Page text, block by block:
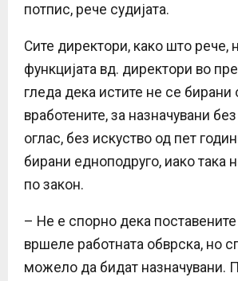
потпис, рече судијата.
Сите директори, како што рече,
функцијата вд. директори во
гледа дека истите не се бирани
вработените, за назначувани без
оглас, без искуство од пет
бирани едноподруго, иако така
по закон.
– Не е спорно дека поставените
вршеле работната обврска, но
можело да бидат назначувани.